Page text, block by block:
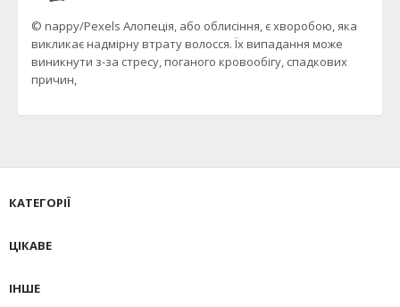
© nappy/Pexels Алопеція, або облисіння, є хворобою, яка
викликає надмірну втрату волосся. Їх випадання може
виникнути з-за стресу, поганого кровообігу, спадкових
причин,
КАТЕГОРІЇ
ЦІКАВЕ
ІНШЕ